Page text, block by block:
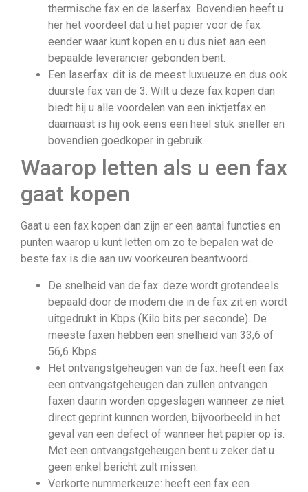
thermische fax en de laserfax. Bovendien heeft u
her het voordeel dat u het papier voor de fax
eender waar kunt kopen en u dus niet aan een
bepaalde leverancier gebonden bent.
Een laserfax: dit is de meest luxueuze en dus ook
duurste fax van de 3. Wilt u deze fax kopen dan
biedt hij u alle voordelen van een inktjetfax en
daarnaast is hij ook eens een heel stuk sneller en
bovendien goedkoper in gebruik.
Waarop letten als u een fax
gaat kopen
Gaat u een fax kopen dan zijn er een aantal functies en
punten waarop u kunt letten om zo te bepalen wat de
beste fax is die aan uw voorkeuren beantwoord.
De snelheid van de fax: deze wordt grotendeels
bepaald door de modem die in de fax zit en wordt
uitgedrukt in Kbps (Kilo bits per seconde). De
meeste faxen hebben een snelheid van 33,6 of
56,6 Kbps.
Het ontvangstgeheugen van de fax: heeft een fax
een ontvangstgeheugen dan zullen ontvangen
faxen daarin worden opgeslagen wanneer ze niet
direct geprint kunnen worden, bijvoorbeeld in het
geval van een defect of wanneer het papier op is.
Met een ontvangstgeheugen bent u zeker dat u
geen enkel bericht zult missen.
Verkorte nummerkeuze: heeft een fax een